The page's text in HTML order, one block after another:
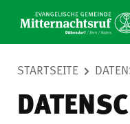
STARTSEITE